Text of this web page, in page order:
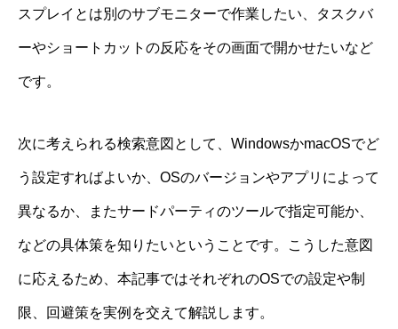
スプレイとは別のサブモニターで作業したい、タスクバ
ーやショートカットの反応をその画面で開かせたいなど
です。
次に考えられる検索意図として、WindowsかmacOSでど
う設定すればよいか、OSのバージョンやアプリによって
異なるか、またサードパーティのツールで指定可能か、
などの具体策を知りたいということです。こうした意図
に応えるため、本記事ではそれぞれのOSでの設定や制
限、回避策を実例を交えて解説します。